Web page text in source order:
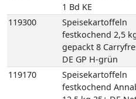
Speisekartoffeln
festkochend
12,5 kg 35+ DE
Speisekartoffeln
festkochend
kg 35+ DE Netz-
Speisekartoffeln